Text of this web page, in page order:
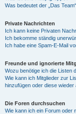
Was bedeutet der „Das
Private Nachrichten
Ich kann keine Privaten
Ich bekomme ständig
Ich habe eine Spam-E-Mail
Freunde und ignorierte
Wozu benötige ich die Listen
Wie kann ich Mitglieder zur
hinzufügen oder diese
Die Foren durchsuchen
Wie kann ich ein Forum oder